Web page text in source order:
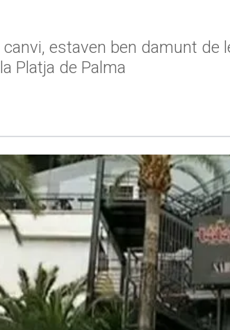
estaven ben damunt
Platja de Palma